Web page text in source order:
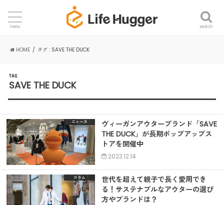
search
menu
HOME タグ : SAVE THE DUCK
TAG
SAVE THE DUCK
ニュース
ヴィーガンアウターブランド「SAVE
THE DUCK」が長期ポップアップス
トアを開催中
2023.12.14
コラム
世代を超えて親子で長く愛用でき
る！サステナブルなアウターの選び
方やブランドは？